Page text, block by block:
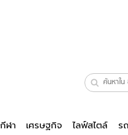
กีฬา เศรษฐกิจ ไลฟ์สไตล์ ร